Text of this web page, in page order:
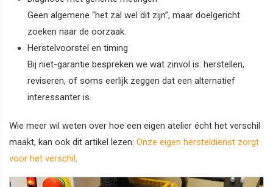
Geen algemene “het zal wel dit zijn”, maar doelgericht
zoeken naar de oorzaak.
Herstelvoorstel en timing
Bij niet-garantie bespreken we wat zinvol is: herstellen,
reviseren, of soms eerlijk zeggen dat een alternatief
interessanter is.
Wie meer wil weten over hoe een eigen atelier écht het verschil
maakt, kan ook dit artikel lezen: Onze eigen hersteldienst zorgt
voor het verschil.